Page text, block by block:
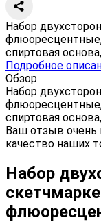
Набор
спиртовая
Подробное
Обзор
Набор
спиртовая
Ваш отзыв очень
качество наших
Набор